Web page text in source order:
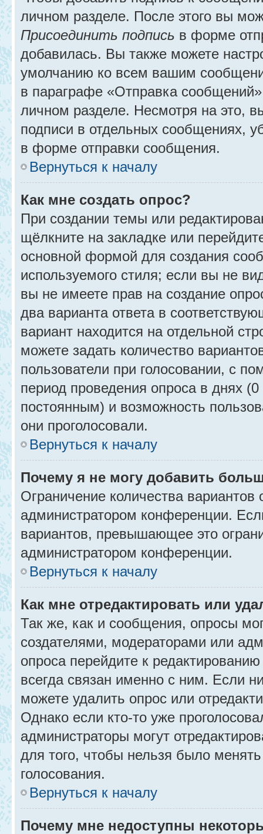
личном разделе. После этого вы
Присоединить подпись в форме
добавилась. Вы также можете
умолчанию ко всем вашим
в параграфе «Отправка
личном разделе. Несмотря на это,
подписи в отдельных сообщениях,
в форме отправки сообщения.
Вернуться к началу
Как мне создать опрос?
При создании темы или
щёлкните на закладке или
основной формой для создания
используемого стиля; если вы не
вы не имеете прав на создание
два варианта ответа в
вариант находится на отдельной
можете задать количество
пользователи при голосовании, с
период проведения опроса в днях (0
постоянным) и возможность
они проголосовали.
Вернуться к началу
Почему я не могу добавить
Ограничение количества вариантов
администратором конференции.
вариантов, превышающее это
администратором конференции.
Вернуться к началу
Как мне отредактировать или
Так же, как и сообщения, опросы
создателями, модераторами или
опроса перейдите к
всегда связан именно с ним. Если
можете удалить опрос или
Однако если кто-то уже
администраторы могут
для того, чтобы нельзя было
голосования.
Вернуться к началу
Почему мне недоступны